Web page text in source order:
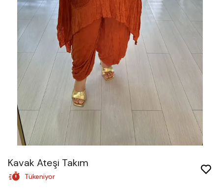
Kavak Ateşi Takım
Tükeniyor